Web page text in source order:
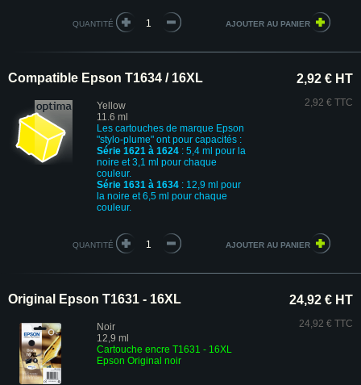
QUANTITÉ
Compatible Epson T1634 / 16XL
Yellow
11.6 ml
Les cartouches de marque Epson
"stylo-plume" ont pour capacités :
Série 1621 à 1624 : 5,4 ml pour la
noire et 3,1 ml pour chaque
couleur.
Série 1631 à 1634 : 12,9 ml pour
la noire et 6,5 ml pour chaque
couleur.
2,92 € HT
2,92 € TTC
QUANTITÉ
Original Epson T1631 - 16XL
Noir
12,9 ml
Cartouche encre T1631 - 16XL
Epson Original noir
24,92 € HT
24,92 € TTC